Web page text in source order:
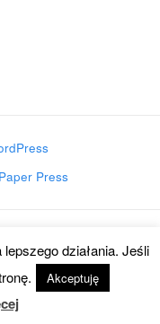
Press
działania. Jeśli
Akceptuję